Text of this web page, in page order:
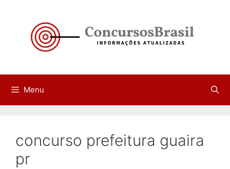
conteúdo
Menu
concurso prefeitura guaira
pr